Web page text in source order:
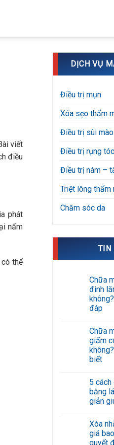
viết
điều
phát
nấm
thể
DỊCH VỤ
Điều trị mụn
Xóa sẹo thẩm
Điều trị sùi
Điều trị rụng
Điều trị nám –
Triệt lông thẩm
Chăm sóc da
TIN
Chữa
đinh
đáp
bình
luận
ở
Chữa
mề
đay
đinh
lăng
có
khỏi
sĩ
giải
đáp
Chữa
giấm
biết
bình
luận
ở
Chữa
bằng
giấm
có
hiệu
5
bằng
giản
bình
luận
ở
Xóa
giá
quyết